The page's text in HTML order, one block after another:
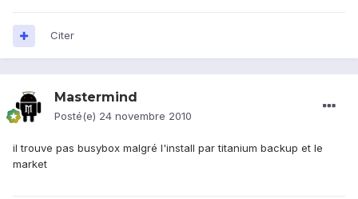
Citer
Mastermind
Posté(e) 24 novembre 2010
il trouve pas busybox malgré l'install par titanium backup et le
market